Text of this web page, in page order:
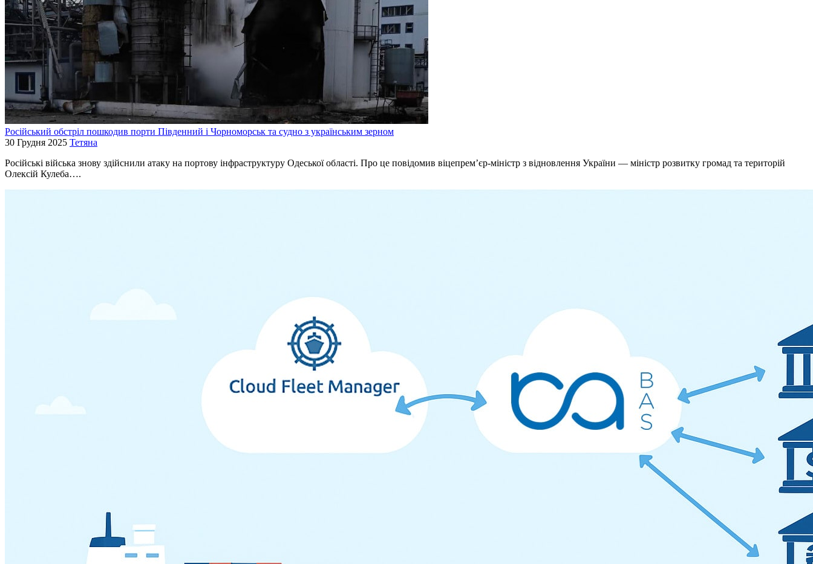
Російський обстріл пошкодив порти Південний і Чорноморськ та судно з українським зерном
30 Грудня 2025 Тетяна
Російські війська знову здійснили атаку на портову інфраструктуру Одеської області. Про це повідомив віцепрем’єр-міністр з відновлення України — міністр розвитку громад та територій
Олексій Кулеба….